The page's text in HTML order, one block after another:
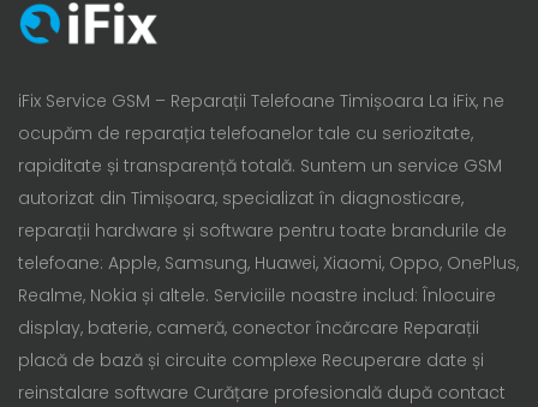
iFix Service GSM – Reparații Telefoane Timișoara La iFix, ne
ocupăm de reparația telefoanelor tale cu seriozitate,
rapiditate și transparență totală. Suntem un service GSM
autorizat din Timișoara, specializat în diagnosticare,
reparații hardware și software pentru toate brandurile de
telefoane: Apple, Samsung, Huawei, Xiaomi, Oppo, OnePlus,
Realme, Nokia și altele. Serviciile noastre includ: Înlocuire
display, baterie, cameră, conector încărcare Reparații
placă de bază și circuite complexe Recuperare date și
reinstalare software Curățare profesională după contact